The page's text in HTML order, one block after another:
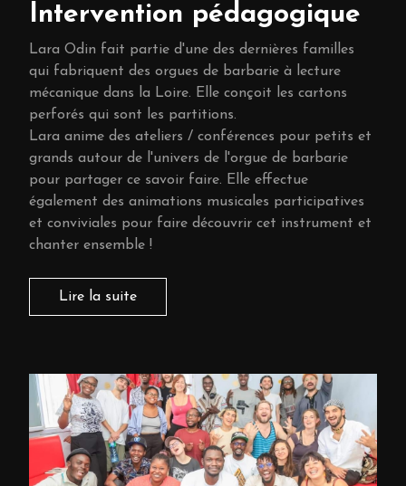
Intervention pédagogique
Lara Odin fait partie d'une des dernières familles
qui fabriquent des orgues de barbarie à lecture
mécanique dans la Loire. Elle conçoit les cartons
perforés qui sont les partitions.
Lara anime des ateliers / conférences pour petits et
grands autour de l'univers de l'orgue de barbarie
pour partager ce savoir faire. Elle effectue
également des animations musicales participatives
et conviviales pour faire découvrir cet instrument et
chanter ensemble !
Lire la suite